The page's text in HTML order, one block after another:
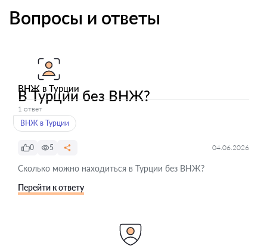
Вопросы и ответы
ВНЖ в Турции
В Турции без ВНЖ?
1 ответ
ВНЖ в Турции
0 5 04.06.2026
Сколько можно находиться в Турции без ВНЖ?
Перейти к ответу